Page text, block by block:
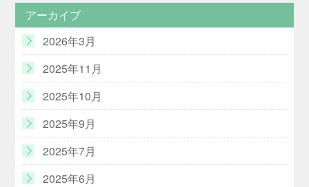
アーカイブ
2026年3月
2025年11月
2025年10月
2025年9月
2025年7月
2025年6月